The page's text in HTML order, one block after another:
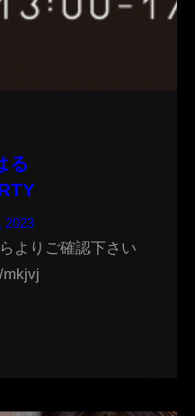
る
2023
よりご確認下さい
mkjvj